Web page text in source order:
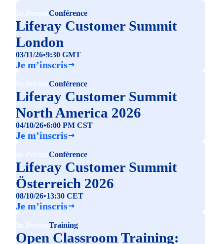
Conférence
Liferay Customer Summit
London
03/11/26•9:30 GMT
Je m’inscris
Conférence
Liferay Customer Summit
North America 2026
04/10/26•6:00 PM CST
Je m’inscris
Conférence
Liferay Customer Summit
Österreich 2026
08/10/26•13:30 CET
Je m’inscris
Training
Open Classroom Training: